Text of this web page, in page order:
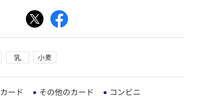
ード その他のカード コンビニ